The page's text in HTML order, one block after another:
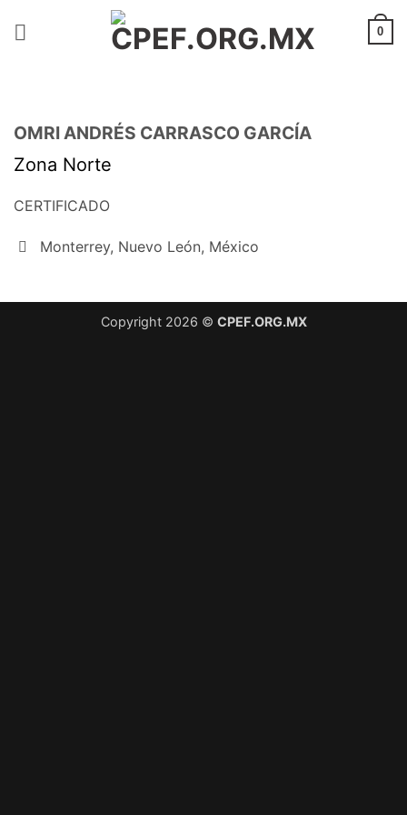
0
OMRI ANDRÉS CARRASCO GARCÍA
Zona Norte
CERTIFICADO
Monterrey, Nuevo León, México
Copyright 2026 © CPEF.ORG.MX